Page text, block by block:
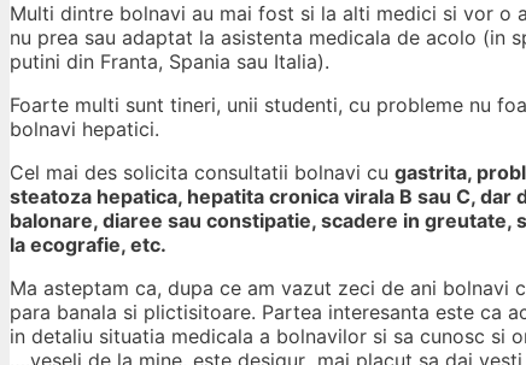
Multi dintre bolnavi au mai fost si la alti medici si vor o
nu prea sau adaptat la asistenta medicala de acolo (in
putini din Franta, Spania sau Italia).
Foarte multi sunt tineri, unii studenti, cu probleme nu
bolnavi hepatici.
Cel mai des solicita consultatii bolnavi cu gastrita,
steatoza hepatica, hepatita cronica virala B sau C,
balonare, diaree sau constipatie, scadere in
la ecografie, etc.
Ma asteptam ca, dupa ce am vazut zeci de ani bolnavi
para banala si plictisitoare. Partea interesanta este ca
in detaliu situatia medicala a bolnavilor si sa cunosc si